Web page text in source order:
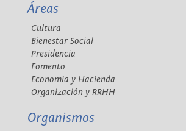
Áreas
Cultura
Bienestar Social
Presidencia
Fomento
Economía y Hacienda
Organización y RRHH
Organismos